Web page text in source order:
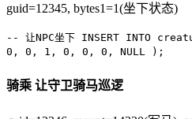
guid=12345, bytes1=1(坐下状态)
-- 让NPC坐下 INSERT INTO
0 , 0 , 1 , 0 , 0 , 0 , NULL );
骑乘 让守卫骑马巡逻